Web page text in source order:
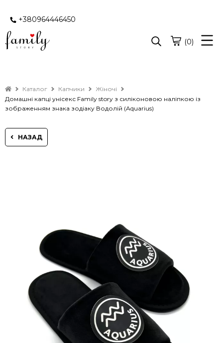
+380964446450
(0)
Каталог Капчики
Жіночі
Домашні капці унісекс Family story з силіконовою наліпкою із
зображенням знака зодіаку Водолій (Aquarius)
НАЗАД